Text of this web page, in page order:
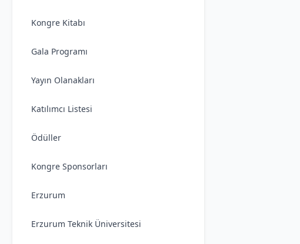
Kongre Kitabı
Gala Programı
Yayın Olanakları
Katılımcı Listesi
Ödüller
Kongre Sponsorları
Erzurum
Erzurum Teknik Üniversitesi